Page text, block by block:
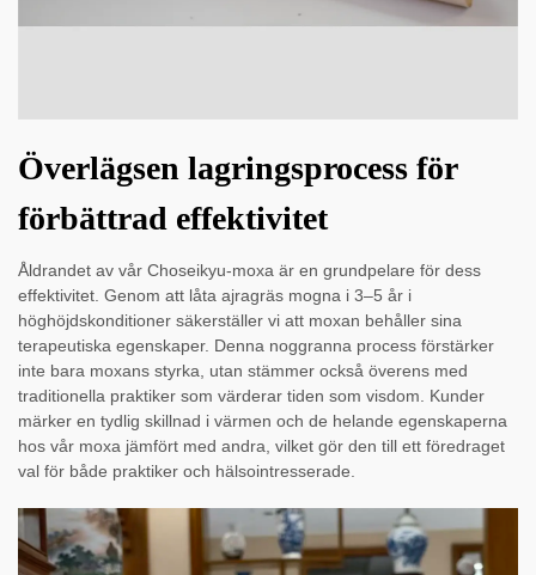
Överlägsen lagringsprocess för
förbättrad effektivitet
Åldrandet av vår Choseikyu-moxa är en grundpelare för dess
effektivitet. Genom att låta ajragräs mogna i 3–5 år i
höghöjdskonditioner säkerställer vi att moxan behåller sina
terapeutiska egenskaper. Denna noggranna process förstärker
inte bara moxans styrka, utan stämmer också överens med
traditionella praktiker som värderar tiden som visdom. Kunder
märker en tydlig skillnad i värmen och de helande egenskaperna
hos vår moxa jämfört med andra, vilket gör den till ett föredraget
val för både praktiker och hälsointresserade.